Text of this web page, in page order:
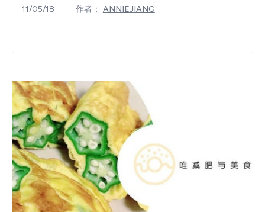
11/05/18 作者： ANNIEJIANG